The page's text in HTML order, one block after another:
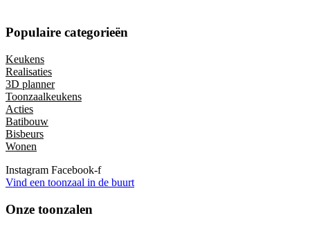
Populaire categorieën
Keukens
Realisaties
3D planner
Toonzaalkeukens
Acties
Batibouw
Bisbeurs
Wonen
Instagram Facebook-f
Vind een toonzaal in de buurt
Onze toonzalen